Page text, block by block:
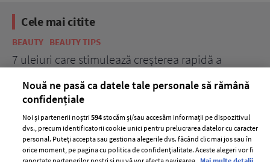
Cele mai citite
BEAUTY BEAUTY TIPS
7 uleiuri care stimulează creșterea rapidă a
Nouă ne pasă ca datele tale personale să rămână
confidențiale
Noi și partenerii noștri594stocăm și/sau accesăm informații pe dispozitivul
dvs., precum identificatorii cookie unici pentru prelucrarea datelor cu caracter
personal. Puteți accepta sau gestiona alegerile dvs. făcând clic mai jos sau în
orice moment, pe pagina cu politica de confidențialitate. Aceste alegeri vor fi